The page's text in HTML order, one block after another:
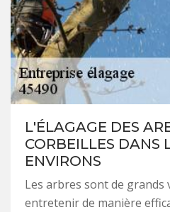
L'ÉLAGAGE DES
CORBEILLES DANS
ENVIRONS
Les arbres sont de grands
entretenir de manière